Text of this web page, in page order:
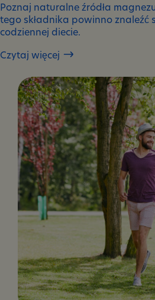
Poznaj naturalne źródła
tego składnika powinno znaleźć
codziennej diecie.
Czytaj więcej
Magnez
stres
naturalny
sposób
uspokojenie
organizmu